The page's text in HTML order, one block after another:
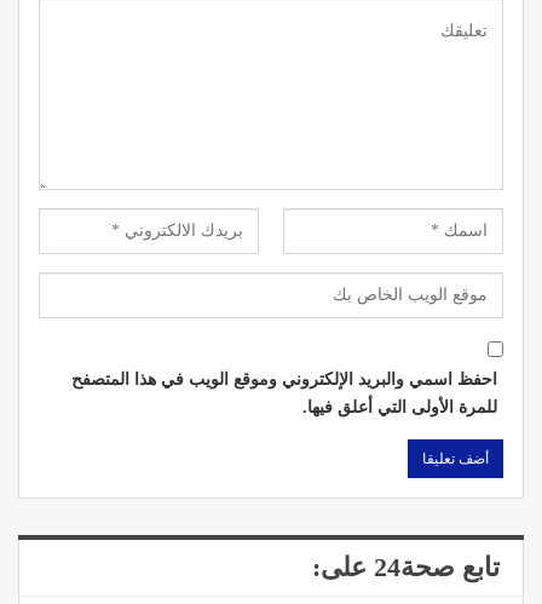
احفظ اسمي والبريد الإلكتروني وموقع الويب في هذا المتصفح
للمرة الأولى التي أعلق فيها.
تابع صحة24 على: